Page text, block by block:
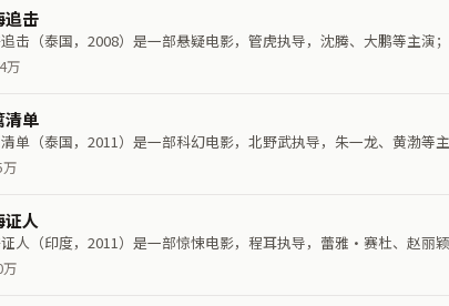
追击
击（泰国，2008）是一部悬疑电影，管虎执导，沈腾、大鹏等主演
万
清单
单（泰国，2011）是一部科幻电影，北野武执导，朱一龙、黄渤等
万
人
人（印度，2011）是一部惊悚电影，程耳执导，蕾雅·赛杜、赵丽